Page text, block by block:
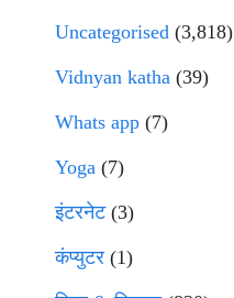
Uncategorised (3,818)
Vidnyan katha (39)
Whats app (7)
Yoga (7)
इंटरनेट(3)
कंप्युटर (1)